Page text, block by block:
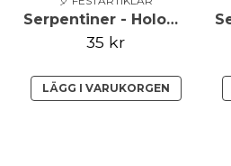
Serpentiner - Holographic - Silver**
35 kr
LÄGG I VARUKORGEN